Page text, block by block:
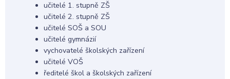
učitelé 1. stupně ZŠ
učitelé 2. stupně ZŠ
učitelé SOŠ a SOU
učitelé gymnázií
vychovatelé školských zařízení
učitelé VOŠ
ředitelé škol a školských zařízení